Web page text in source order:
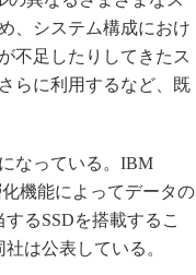
、システム構成におけ
不足したりしてきたス
らに利用するなど、既
なっている。IBM
機能によってデータの
るSSDを搭載するこ
は公表している。